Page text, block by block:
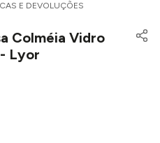
E DEVOLUÇÕES
Colméia Vidro
Lyor